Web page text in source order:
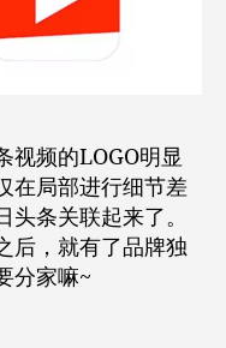
视频的LOGO明显
在局部进行细节差
条关联起来了。
后，就有了品牌独
分家嘛~